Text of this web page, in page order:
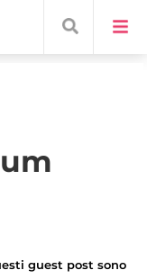
guest post sono